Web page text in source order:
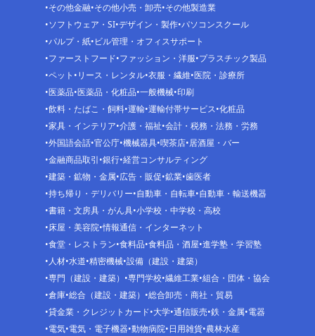
その他金融 その他小売・卸売 その他製造業
ソフトウェア・SI デザイン・製作 パソコンスクール
パルプ・紙 ビル管理・オフィスサポート
ファーストフード ファッション・洋服 プラスチック製品
ペット リース・レンタル 衣服・繊維 医院・診療所
医薬品 医薬品・化粧品 一般機械 印刷
飲料・たばこ・飼料 運輸 運輸付帯サービス 化粧品
家具・インテリア 介護・福祉 会計・税務・法務・労務
外国語会話 官公庁 機械器具 喫茶店 居酒屋・バー
金融商品取引 銀行 経営コンサルティング
建築・鉱物・金属 広告・販促 鉱業 歯医者
持ち帰り・デリバリー 自動車・自転車 自動車・輸送機器
書籍・文房具・がん具 小学校・中学校・高校
床屋・美容院 情報通信・インターネット
食堂・レストラン 食料品 食料品・酒屋 進学塾・学習塾
人材 水道 精密機械 設備（建設・建築）
専門（建設・建築）
専門学校 繊維工業 組合・団体・協会
倉庫 総合（建設・建築）
総合卸売・商社・貿易
貸金業・クレジットカード 大学 通信販売 鉄・金属 電器
電気 電気・電子機器 動物病院 日用雑貨 農林水産